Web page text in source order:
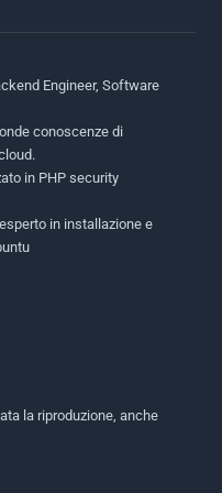
Engineer, Software
conoscenze di
in PHP security
esperto in installazione e
la riproduzione, anche